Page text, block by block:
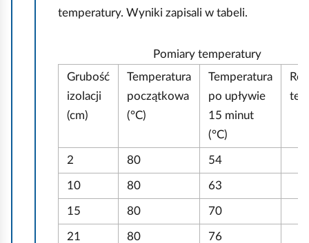
temperatury. Wyniki zapisali w tabeli.
Pomiary temperatury
Grubość
izolacji
(cm)
Temperatura
początkowa
(°C)
Temperatura
po upływie
15 minut
(°C)
2 80 54
10 80 63
15 80 70
21 80 76